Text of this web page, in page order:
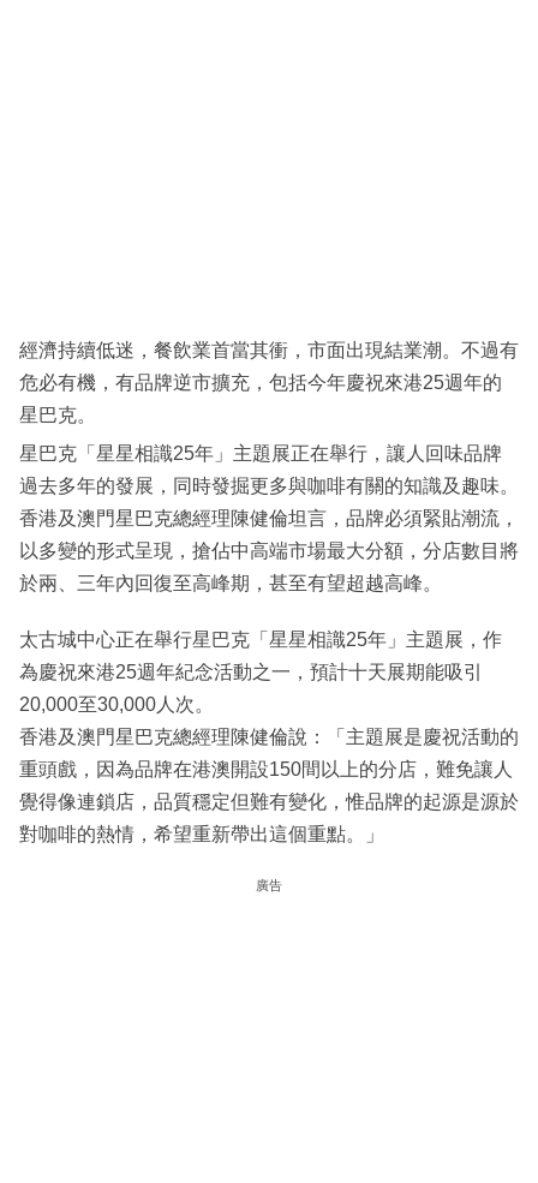
區
經濟持續低迷，餐飲業首當其衝，市面出現結業潮。不過有
危必有機，有品牌逆市擴充，包括今年慶祝來港25週年的
星巴克。
星巴克「星星相識25年」主題展正在舉行，讓人回味品牌
過去多年的發展，同時發掘更多與咖啡有關的知識及趣味。
香港及澳門星巴克總經理陳健倫坦言，品牌必須緊貼潮流，
以多變的形式呈現，搶佔中高端市場最大分額，分店數目將
於兩、三年內回復至高峰期，甚至有望超越高峰。
太古城中心正在舉行星巴克「星星相識25年」主題展，作
為慶祝來港25週年紀念活動之一，預計十天展期能吸引
20,000至30,000人次。
香港及澳門星巴克總經理陳健倫說：「主題展是慶祝活動的
重頭戲，因為品牌在港澳開設150間以上的分店，難免讓人
覺得像連鎖店，品質穩定但難有變化，惟品牌的起源是源於
對咖啡的熱情，希望重新帶出這個重點。」
廣告